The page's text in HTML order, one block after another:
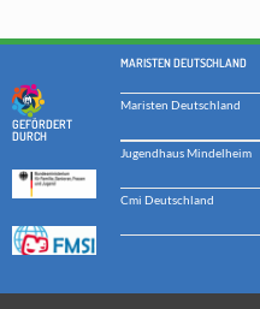
GEFÖRDERT
DURCH
MARISTEN DEUTSCHLAND
Maristen Deutschland
Jugendhaus Mindelheim
Cmi Deutschland